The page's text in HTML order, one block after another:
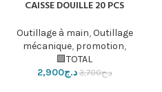
CAISSE DOUILLE 20 PCS
Outillage à main,Outillage
mécanique, promotion,
TOTAL🟩
د.ج3,700 د.ج2,900